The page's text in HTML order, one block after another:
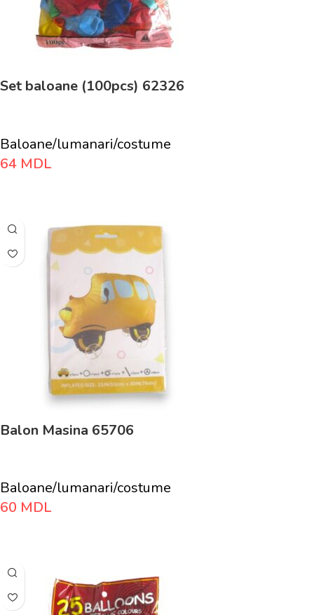
Set baloane (100pcs) 62326
Baloane/lumanari/costume
64 MDL
Balon Masina 65706
Baloane/lumanari/costume
60 MDL